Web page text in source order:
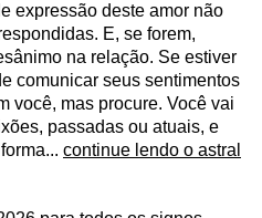
expressão deste amor não
E, se forem,
na relação. Se estiver
comunicar seus sentimentos
você, mas procure. Você vai
passadas ou atuais, e
continue lendo o astral